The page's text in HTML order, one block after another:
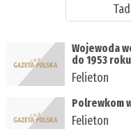
Wojewoda
do 1953 roku
Felieton
Polrewkom
Felieton